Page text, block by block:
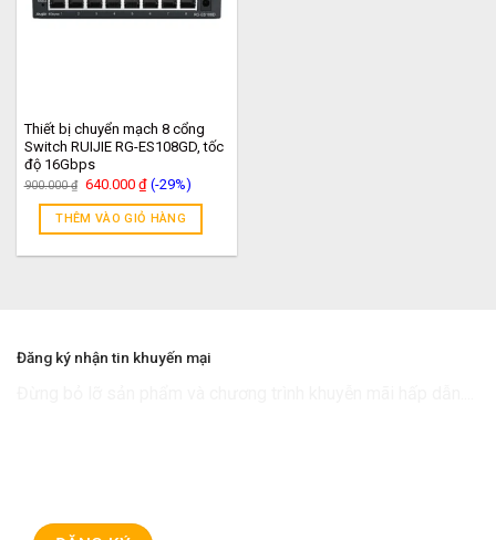
Thiết bị chuyển mạch 8 cổng
Switch RUIJIE RG-ES108GD, tốc
độ 16Gbps
900.000₫ Giá
là:
900.000 ₫.
640.000 ₫Giá
hiện
tại
là:
640.000 ₫.
(-29%)
THÊM VÀO GIỎ HÀNG
Đăng ký nhận tin khuyến mại